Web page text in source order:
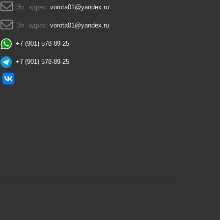
Эл. адрес: vorota01@yandex.ru
Эл. адрес: vorota01@yandex.ru
+7 (901) 578-89-25
+7 (901) 578-89-25